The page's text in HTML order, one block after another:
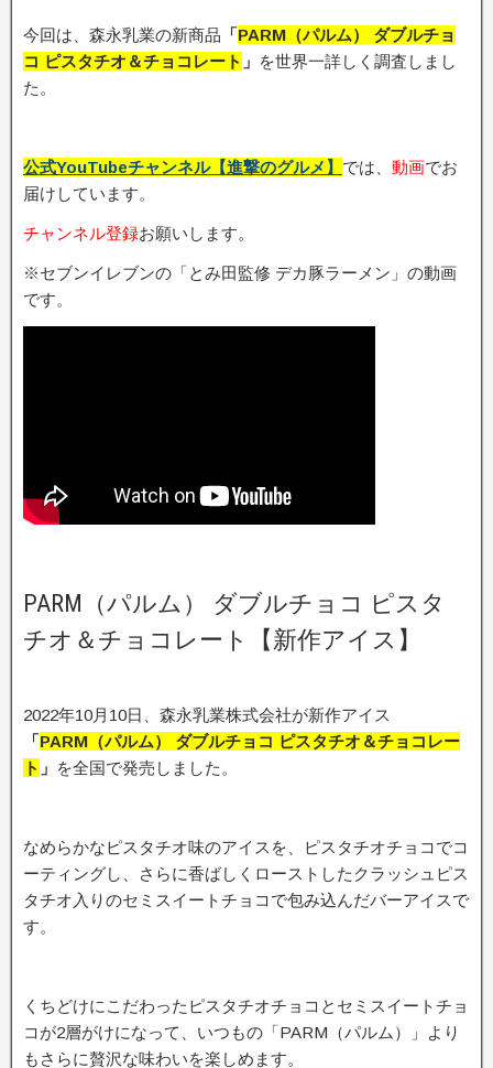
今回は、森永乳業の新商品 「PARM（パルム） ダブルチョ
コ ピスタチオ＆チョコレート 」 を世界一詳しく調査しまし
た。
公式YouTubeチャンネル【進撃のグルメ】 では、 動画でお
届けしています。
チャンネル登録お願いします。
※セブンイレブンの「とみ田監修 デカ豚ラーメン」の動画
です。
PARM（パルム） ダブルチョコ ピスタ
チオ＆チョコレート【新作アイス】
2022年10月10日、森永乳業株式会社が新作アイス
「PARM（パルム） ダブルチョコ ピスタチオ＆チョコレー
ト 」 を全国で発売しました。
なめらかなピスタチオ味のアイスを、ピスタチオチョコでコ
ーティングし、さらに香ばしくローストしたクラッシュピス
タチオ入りのセミスイートチョコで包み込んだバーアイスで
す。
くちどけにこだわったピスタチオチョコとセミスイートチョ
コが2層がけになって、いつもの「PARM（パルム）」より
もさらに贅沢な味わいを楽しめます。